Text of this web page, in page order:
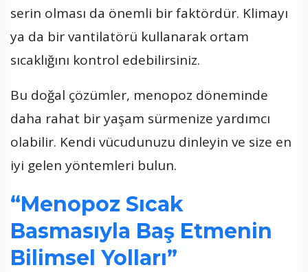
serin olması da önemli bir faktördür. Klimayı
ya da bir vantilatörü kullanarak ortam
sıcaklığını kontrol edebilirsiniz.
Bu doğal çözümler, menopoz döneminde
daha rahat bir yaşam sürmenize yardımcı
olabilir. Kendi vücudunuzu dinleyin ve size en
iyi gelen yöntemleri bulun.
“Menopoz Sıcak
Basmasıyla Baş Etmenin
Bilimsel Yolları”